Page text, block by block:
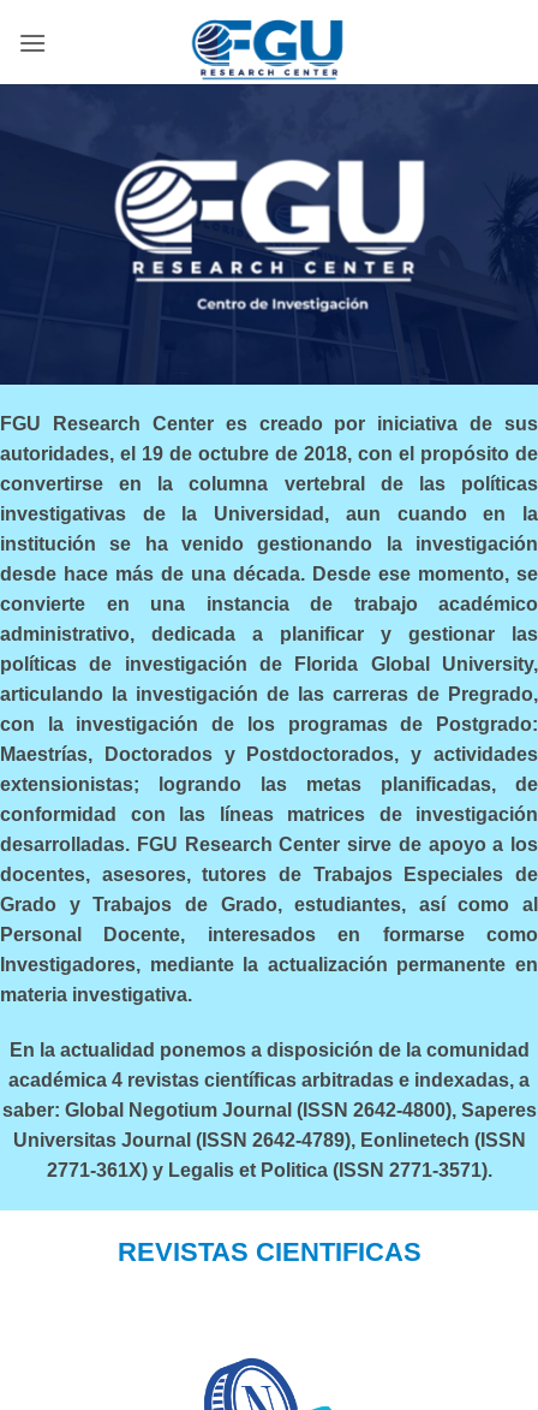
FGU Research Center es creado por iniciativa de sus
autoridades, el 19 de octubre de 2018, con el propósito de
convertirse en la columna vertebral de las políticas
investigativas de la Universidad, aun cuando en la
institución se ha venido gestionando la investigación
desde hace más de una década. Desde ese momento, se
convierte en una instancia de trabajo académico
administrativo, dedicada a planificar y gestionar las
políticas de investigación de Florida Global University,
articulando la investigación de las carreras de Pregrado,
con la investigación de los programas de Postgrado:
Maestrías, Doctorados y Postdoctorados, y actividades
extensionistas; logrando las metas planificadas, de
conformidad con las líneas matrices de investigación
desarrolladas. FGU Research Center sirve de apoyo a los
docentes, asesores, tutores de Trabajos Especiales de
Grado y Trabajos de Grado, estudiantes, así como al
Personal Docente, interesados en formarse como
Investigadores, mediante la actualización permanente en
materia investigativa.
En la actualidad ponemos a disposición de la comunidad
académica 4 revistas científicas arbitradas e indexadas, a
saber: Global Negotium Journal (ISSN 2642-4800), Saperes
Universitas Journal (ISSN 2642-4789), Eonlinetech (ISSN
2771-361X) y Legalis et Politica (ISSN 2771-3571).
REVISTAS CIENTIFICAS